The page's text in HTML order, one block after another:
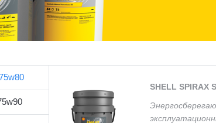
SHELL SPIRAX